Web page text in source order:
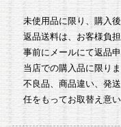
未使用品に限り、購入
返品送料は、お客様負
事前にメールにて返品
当店での購入品に限りま
不良品、商品違い、発
任をもってお取替え意い